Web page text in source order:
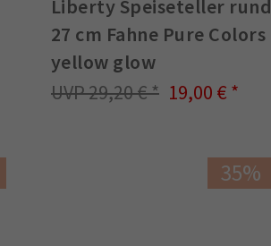
Liberty Speiseteller rund
27 cm Fahne Pure Colors
yellow glow
29,20 €
19,00 €
35%